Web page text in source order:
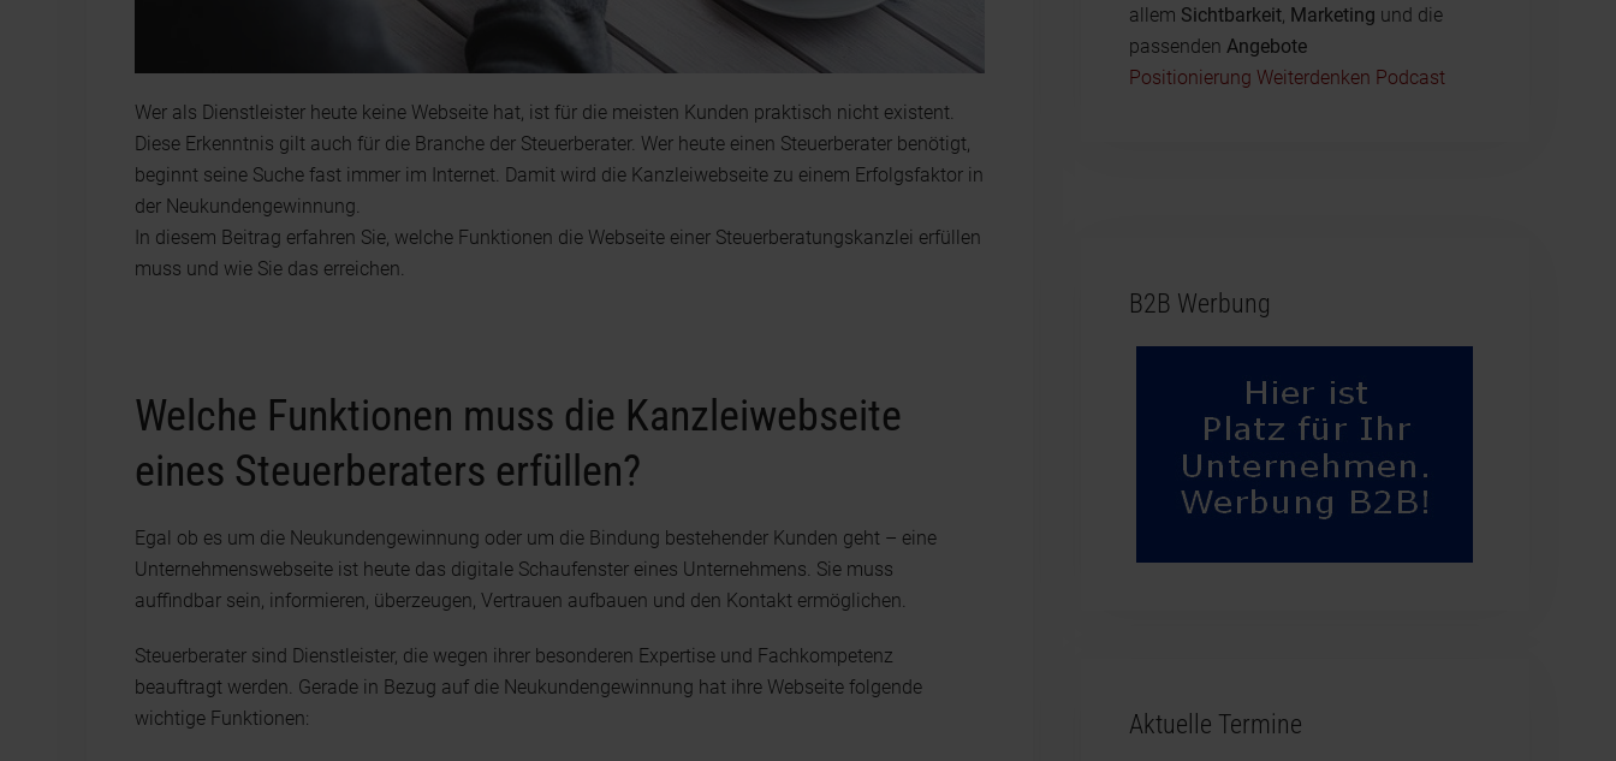
Wer als Dienstleister heute keine Webseite hat, ist für die meisten Kunden praktisch nicht existent.
Diese Erkenntnis gilt auch für die Branche der Steuerberater. Wer heute einen Steuerberater benötigt,
beginnt seine Suche fast immer im Internet. Damit wird die Kanzleiwebseite zu einem Erfolgsfaktor in
der Neukundengewinnung.
In diesem Beitrag erfahren Sie, welche Funktionen die Webseite einer Steuerberatungskanzlei erfüllen
muss und wie Sie das erreichen.
Welche Funktionen muss die Kanzleiwebseite
eines Steuerberaters erfüllen?
Egal ob es um die Neukundengewinnung oder um die Bindung bestehender Kunden geht – eine
Unternehmenswebseite ist heute das digitale Schaufenster eines Unternehmens. Sie muss
auffindbar sein, informieren, überzeugen, Vertrauen aufbauen und den Kontakt ermöglichen.
Steuerberater sind Dienstleister, die wegen ihrer besonderen Expertise und Fachkompetenz
beauftragt werden. Gerade in Bezug auf die Neukundengewinnung hat ihre Webseite folgende
wichtige Funktionen:
allem Sichtbarkeit, Marketing und die
passenden Angebote
Positionierung Weiterdenken Podcast
B2B Werbung
Aktuelle Termine